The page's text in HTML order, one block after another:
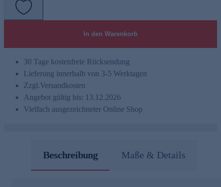
In den Warenkorb
30 Tage kostenfreie Rücksendung
Lieferung innerhalb von 3-5 Werktagen
Zzgl.Versandkosten
Angebot gültig bis: 13.12.2026
Vielfach ausgezeichneter Online Shop
Beschreibung Maße & Details